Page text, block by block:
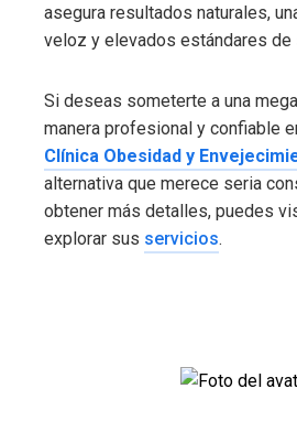
asegura resultados naturales,
veloz y elevados estándares de
Si deseas someterte a una
manera profesional y confiable
Clínica Obesidad y
alternativa que merece seria
obtener más detalles, puedes
explorar sus servicios.